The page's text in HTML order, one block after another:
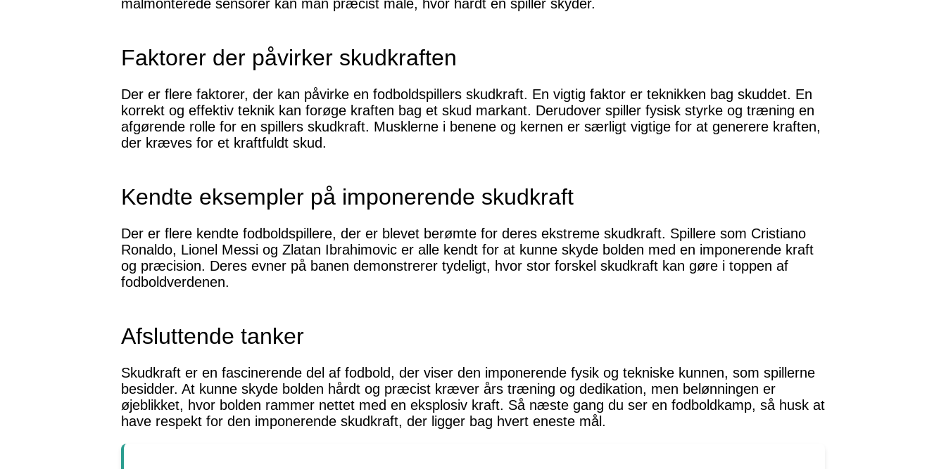
målmonterede sensorer kan man præcist måle, hvor hårdt en spiller skyder.
Faktorer der påvirker skudkraften
Der er flere faktorer, der kan påvirke en fodboldspillers skudkraft. En vigtig faktor er teknikken bag skuddet. En
korrekt og effektiv teknik kan forøge kraften bag et skud markant. Derudover spiller fysisk styrke og træning en
afgørende rolle for en spillers skudkraft. Musklerne i benene og kernen er særligt vigtige for at generere kraften,
der kræves for et kraftfuldt skud.
Kendte eksempler på imponerende skudkraft
Der er flere kendte fodboldspillere, der er blevet berømte for deres ekstreme skudkraft. Spillere som Cristiano
Ronaldo, Lionel Messi og Zlatan Ibrahimovic er alle kendt for at kunne skyde bolden med en imponerende kraft
og præcision. Deres evner på banen demonstrerer tydeligt, hvor stor forskel skudkraft kan gøre i toppen af
fodboldverdenen.
Afsluttende tanker
Skudkraft er en fascinerende del af fodbold, der viser den imponerende fysik og tekniske kunnen, som spillerne
besidder. At kunne skyde bolden hårdt og præcist kræver års træning og dedikation, men belønningen er
øjeblikket, hvor bolden rammer nettet med en eksplosiv kraft. Så næste gang du ser en fodboldkamp, så husk at
have respekt for den imponerende skudkraft, der ligger bag hvert eneste mål.